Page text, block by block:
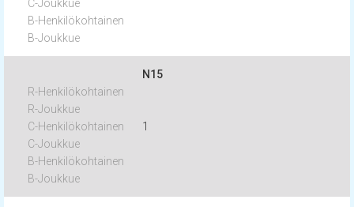
N15
1